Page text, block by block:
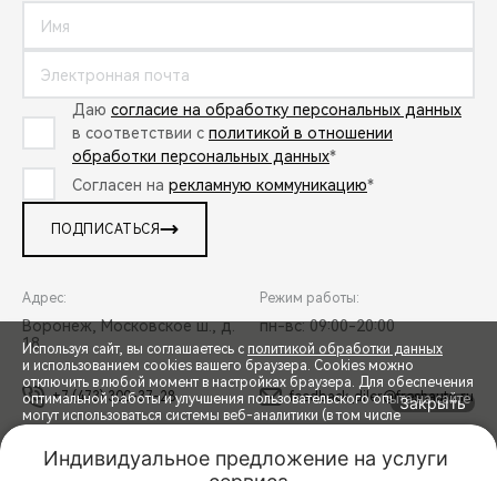
СПЕЦПРЕДЛОЖЕНИЯ
Даю согласие на обработку персональных данных
в соответствии с политикой в отношении
обработки персональных данных*
Согласен на рекламную коммуникацию*
ПОДПИСАТЬСЯ
Адрес:
Воронеж, Московское ш., д.
18
Режим работы:
пн-вс: 09:00-20:00
+7 (473) 300-37-28 feedback_diler@freshauto.ru
Используя сайт, вы соглашаетесь с политикой обработки данных
и использованием cookies вашего браузера. Cookies можно
отключить в любой момент в настройках браузера. Для обеспечения
оптимальной работы и улучшения пользовательского опыта на сайте
могут использоваться системы веб-аналитики (в том числе
с применением указанных технологий и размещением cookie-
файлов.
Закрыть
Индивидуальное предложение на услуги